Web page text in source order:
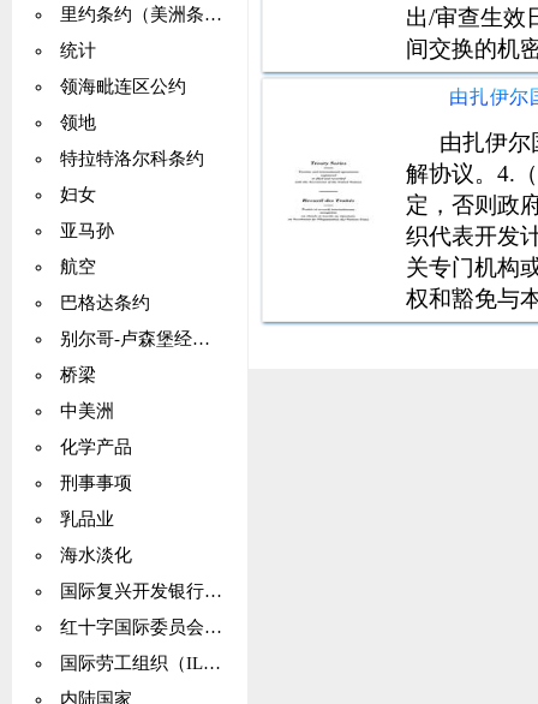
里约条约（美洲条约）
统计
领海毗连区公约
领地
特拉特洛尔科条约
妇女
亚马孙
航空
巴格达条约
别尔哥-卢森堡经济联盟
桥梁
中美洲
化学产品
刑事事项
乳品业
海水淡化
国际复兴开发银行（IBRD）
红十字国际委员会（ICRC）
国际劳工组织（ILO）
内陆国家
出/审查生效
间交换的机
批准的渠道
国（以下简
国与马达加
由扎伊尔
解协议。4.
定，否则政
织代表开发
关专门机构
权和豁免与
第2款未涵